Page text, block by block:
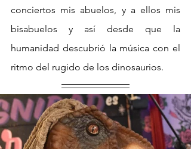
conciertos mis abuelos, y a ellos mis
bisabuelos y así desde que la
humanidad descubrió la música con el
ritmo del rugido de los dinosaurios.